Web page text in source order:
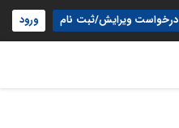
درخواست ویرایش/ثبت نام ورود